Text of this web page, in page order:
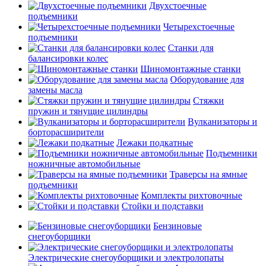
Двухстоечные
подъемники
Четырехстоечные
подъемники
Станки для
балансировки колес
Шиномонтажные станки
Оборудование для
замены масла
Стяжки
пружин и тянущие цилиндры
Вулканизаторы и
борторасширители
Лежаки подкатные
Подъемники
ножничные автомобильные
Траверсы на ямные
подъемники
Комплекты рихтовочные
Стойки и подставки
Бензиновые
снегоуборщики
Электрические снегоуборщики и электролопаты